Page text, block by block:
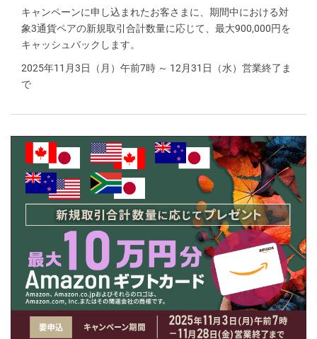
キャンペーンに申し込まれたお客さまに、期間中における対
象3通貨ペアの新規取引合計数量に応じて、最大900,000円を
キャッシュバックします。
2025年11月3日（月）午前7時 ～ 12月31日（水）営業終了ま
で